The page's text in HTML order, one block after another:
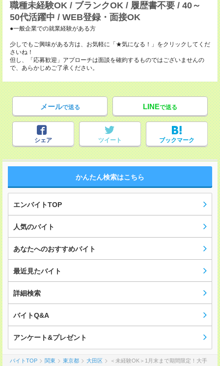
職種未経験OK / ブランクOK / 履歴書不要 / 40～
50代活躍中 / WEB登録・面接OK
●一般企業での就業経験がある方
少しでもご興味がある方は、お気軽に「★気になる！」をクリックしてくだ
さいね！
但し、「応募歓迎」アプローチは面談を確約するものではございませんの
で、あらかじめご了承ください。
メールで送る LINEで送る
シェア ツイート ブックマーク
かんたん検索はこちら
エンバイトTOP
人気のバイト
あなたへのおすすめバイト
最近見たバイト
詳細検索
バイトQ&A
アンケート&プレゼント
バイトTOP 関東 東京都 大田区 ＜未経験OK＞1月末まで期間限定！大手